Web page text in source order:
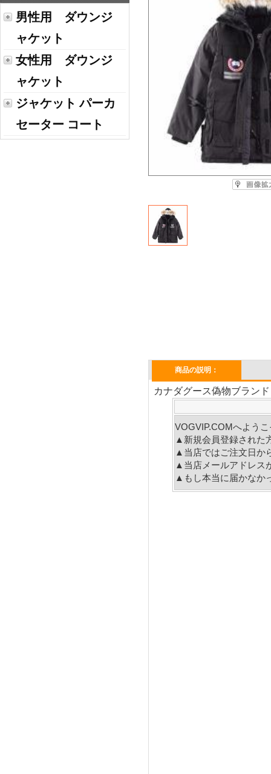
男性用 ダウンジ
ャケット
女性用 ダウンジ
ャケット
ジャケット パーカ
セーター コート
商品の説明：
カナダグース偽物ブラン
VOGVIP.COMへよう
▲新規会員登録された
▲当店ではご注文日か
▲当店メールアドレス
▲もし本当に届かなか